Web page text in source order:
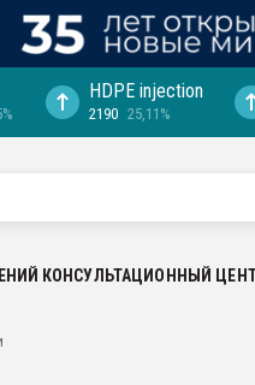
HDPE injection
2190 25,11%
КОНСУЛЬТАЦИОННЫЙ